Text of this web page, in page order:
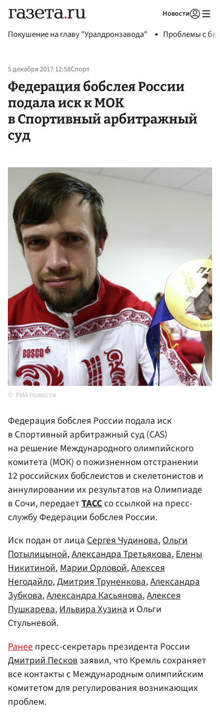
Новости
Покушение на главу "Уралдронзавода" Проблемы с
5 декабря 2017 12:58Спорт
Федерация бобслея России
подала иск к МОК
в Спортивный арбитражный
суд
РИА Новости
Федерация бобслея России подала иск
в Спортивный арбитражный суд (CAS)
на решение Международного олимпийского
комитета (МОК) о пожизненном отстранении
12 российских бобслеистов и скелетонистов и
аннулировании их результатов на Олимпиаде
в Сочи, передаетТАССсо ссылкой на пресс-
службу Федерации бобслея России.
Иск подан от лицаСергея Чудинова,Ольги
Потылицыной,Александра Третьякова,Елены
Никитиной,Марии Орловой,Алексея
Негодайло,Дмитрия Труненкова,Александра
Зубкова,Александра Касьянова,Алексея
Пушкарева,Ильвира Хузинаи Ольги
Стульневой.
Ранее пресс-секретарь президента России
Дмитрий Песков заявил, что Кремль сохраняет
все контакты с Международным олимпийским
комитетом для регулирования возникающих
проблем.